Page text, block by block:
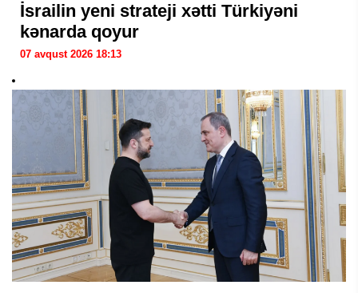
İsrailin yeni strateji xətti Türkiyəni
kənarda qoyur
07 avqust 2026 18:13